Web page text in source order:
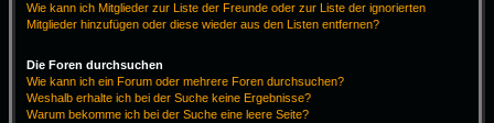
Wie kann ich Mitglieder zur Liste der Freunde oder zur Liste der ignorierten
Mitglieder hinzufügen oder diese wieder aus den Listen entfernen?
Die Foren durchsuchen
Wie kann ich ein Forum oder mehrere Foren durchsuchen?
Weshalb erhalte ich bei der Suche keine Ergebnisse?
Warum bekomme ich bei der Suche eine leere Seite?